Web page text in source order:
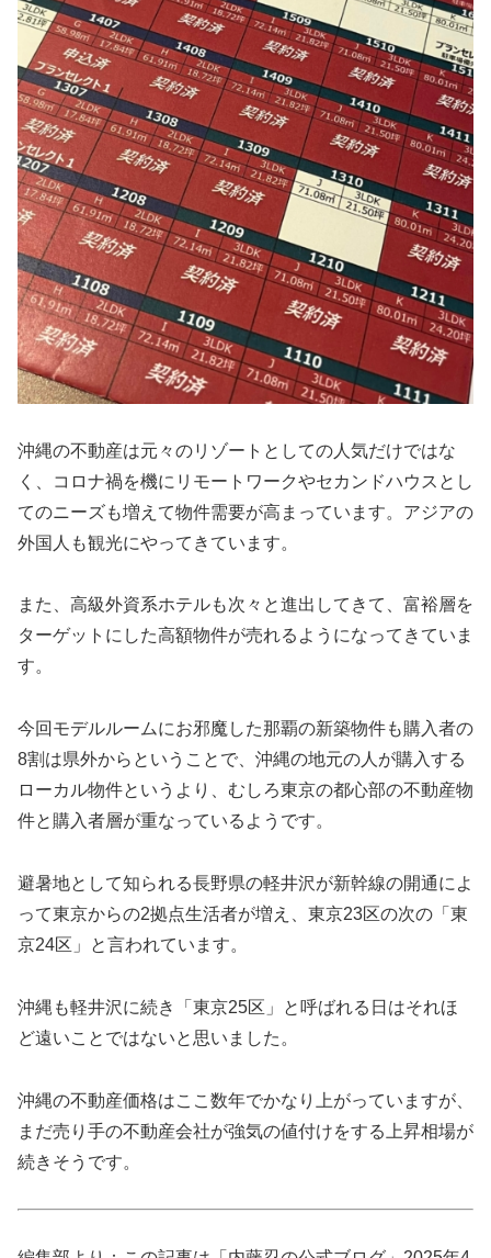
沖縄の不動産は元々のリゾートとしての人気だけではな
く、コロナ禍を機にリモートワークやセカンドハウスとし
てのニーズも増えて物件需要が高まっています。アジアの
外国人も観光にやってきています。
また、高級外資系ホテルも次々と進出してきて、富裕層を
ターゲットにした高額物件が売れるようになってきていま
す。
今回モデルルームにお邪魔した那覇の新築物件も購入者の
8割は県外からということで、沖縄の地元の人が購入する
ローカル物件というより、むしろ東京の都心部の不動産物
件と購入者層が重なっているようです。
避暑地として知られる長野県の軽井沢が新幹線の開通によ
って東京からの2拠点生活者が増え、東京23区の次の「東
京24区」と言われています。
沖縄も軽井沢に続き「東京25区」と呼ばれる日はそれほ
ど遠いことではないと思いました。
沖縄の不動産価格はここ数年でかなり上がっていますが、
まだ売り手の不動産会社が強気の値付けをする上昇相場が
続きそうです。